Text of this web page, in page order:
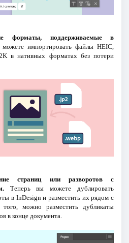
форматы, поддерживаемые в
импортировать файлы HEIC,
в нативных форматах без потери
страниц или разворотов с
Теперь вы можете дублировать
в InDesign и разместить их рядом с
можно разместить дубликаты
в конце документа.